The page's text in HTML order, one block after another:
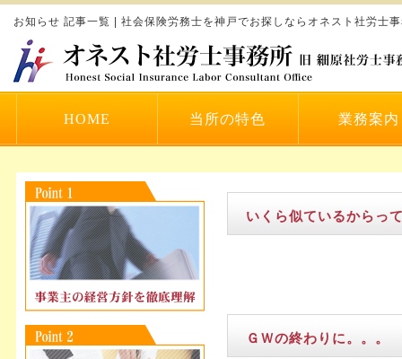
お知らせ 記事一覧 | 社会保険労務士を神戸でお探しならオネスト社労士
HOME 当所の特色 業務案内
いくら似ているからっ
ＧＷの終わりに。。。